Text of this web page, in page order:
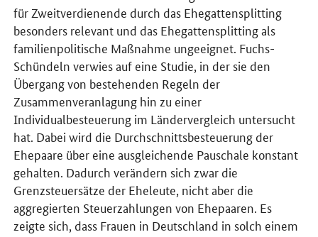
für Zweitverdienende durch das Ehegattensplitting
besonders relevant und das Ehegattensplitting als
familienpolitische Maßnahme ungeeignet. Fuchs-
Schündeln verwies auf eine Studie, in der sie den
Übergang von bestehenden Regeln der
Zusammenveranlagung hin zu einer
Individualbesteuerung im Ländervergleich untersucht
hat. Dabei wird die Durchschnittsbesteuerung der
Ehepaare über eine ausgleichende Pauschale konstant
gehalten. Dadurch verändern sich zwar die
Grenzsteuersätze der Eheleute, nicht aber die
aggregierten Steuerzahlungen von Ehepaaren. Es
zeigte sich, dass Frauen in Deutschland in solch einem